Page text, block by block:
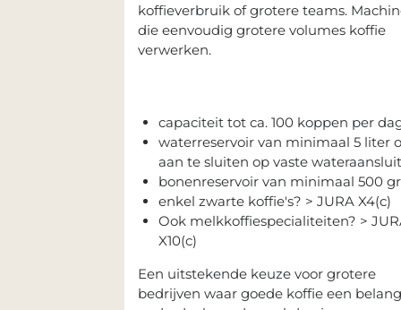
koffieverbruik of grotere teams.
die eenvoudig grotere volumes koffie
verwerken.
capaciteit tot ca. 100 koppen per
waterreservoir van minimaal 5 liter
aan te sluiten op vaste
bonenreservoir van minimaal 500
enkel zwarte koffie's? > JURA X4(c)
Ook melkkoffiespecialiteiten? >
X10(c)
Een uitstekende keuze voor grotere
bedrijven waar goede koffie een